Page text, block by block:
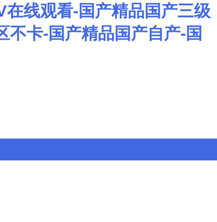
线观看-国产精品国产三级
不卡-国产精品国产自产-国